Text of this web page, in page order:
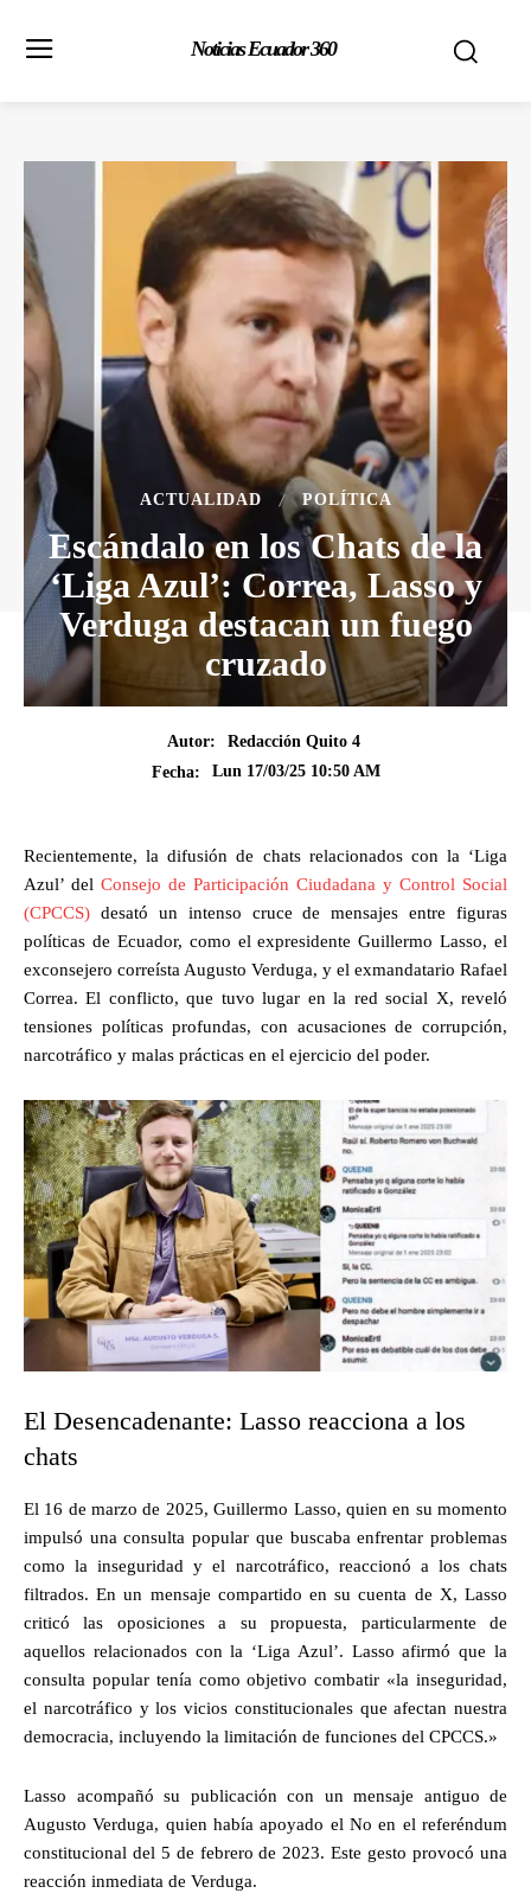
Noticias Ecuador 360
ACTUALIDAD POLÍTICA
Escándalo en los Chats de la
‘Liga Azul’: Correa, Lasso y
Verduga destacan un fuego
cruzado
Autor:
Redacción Quito 4
Fecha:
Lun 17/03/25 10:50 AM
Recientemente, la difusión de chats relacionados con la ‘Liga
Azul’ del Consejo de Participación Ciudadana y Control Social
(CPCCS) desató un intenso cruce de mensajes entre figuras
políticas de Ecuador, como el expresidente Guillermo Lasso, el
exconsejero correísta Augusto Verduga, y el exmandatario Rafael
Correa. El conflicto, que tuvo lugar en la red social X, reveló
tensiones políticas profundas, con acusaciones de corrupción,
narcotráfico y malas prácticas en el ejercicio del poder.
El Desencadenante: Lasso reacciona a los
chats
El 16 de marzo de 2025, Guillermo Lasso, quien en su momento
impulsó una consulta popular que buscaba enfrentar problemas
como la inseguridad y el narcotráfico, reaccionó a los chats
filtrados. En un mensaje compartido en su cuenta de X, Lasso
criticó las oposiciones a su propuesta, particularmente de
aquellos relacionados con la ‘Liga Azul’. Lasso afirmó que la
consulta popular tenía como objetivo combatir «la inseguridad,
el narcotráfico y los vicios constitucionales que afectan nuestra
democracia, incluyendo la limitación de funciones del CPCCS.»
Lasso acompañó su publicación con un mensaje antiguo de
Augusto Verduga, quien había apoyado el No en el referéndum
constitucional del 5 de febrero de 2023. Este gesto provocó una
reacción inmediata de Verduga.